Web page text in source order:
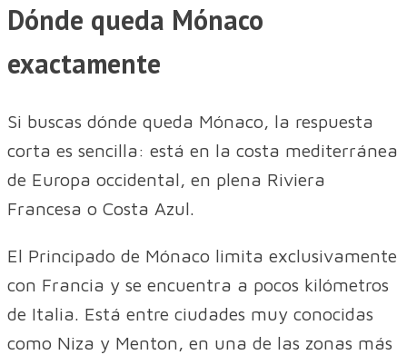
Dónde queda Mónaco
exactamente
Si buscas dónde queda Mónaco, la respuesta
corta es sencilla: está en la costa mediterránea
de Europa occidental, en plena Riviera
Francesa o Costa Azul.
El Principado de Mónaco limita exclusivamente
con Francia y se encuentra a pocos kilómetros
de Italia. Está entre ciudades muy conocidas
como Niza y Menton, en una de las zonas más